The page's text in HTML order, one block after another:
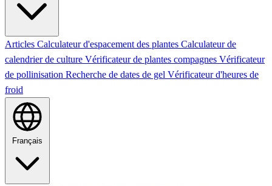
Articles Calculateur d'espacement des plantes Calculateur de
calendrier de culture Vérificateur de plantes compagnes Vérificateur
de pollinisation Recherche de dates de gel Vérificateur d'heures de
froid
Français